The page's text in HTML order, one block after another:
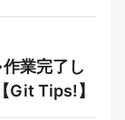
業完了し
Git Tips!】